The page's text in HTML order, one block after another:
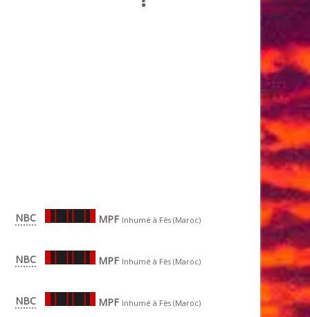
NBC MPF Inhumé à Fès (Maroc)
NBC MPF Inhumé à Fès (Maroc)
NBC MPF Inhumé à Fès (Maroc)